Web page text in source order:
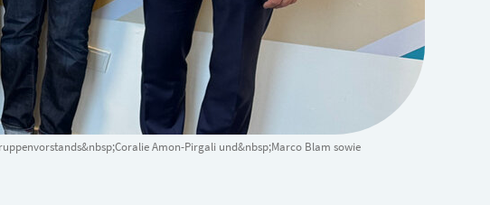
Amon-Pirgali und&nbsp;Marco Blam sowie